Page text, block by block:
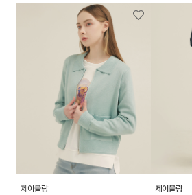
제이블랑
제이블랑